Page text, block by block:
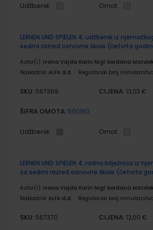
Udžbenik Omot
LERNEN UND SPIELEN 4; udžbenik iz
sedmi razred osnovne škole (četvrta
Autor(i): Ivana Vajda Karin Nigl Gordana
Nakladnik: ALFA d.d. Registarski broj
SKU: 567369 CIJENA: 13,03 €
ŠIFRA OMOTA: 500160
Udžbenik Omot
LERNEN UND SPIELEN 4; radna bilježnica iz
za sedmi razred osnovne škole (četvrta
Autor(i): Ivana Vajda Karin Nigl Gordana
Nakladnik: ALFA d.d. Registarski broj
SKU: 567370 CIJENA: 12,00 €